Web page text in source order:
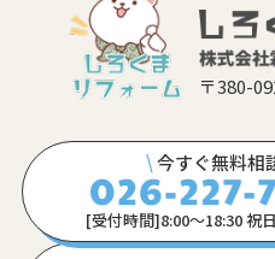
〒380-
\今すぐ無料相
[受付時間]8:00〜18:30 祝